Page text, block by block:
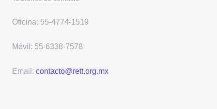
Oficina: 55-4774-1519
Móvil: 55-6338-7578
Email: contacto@rett.org.mx